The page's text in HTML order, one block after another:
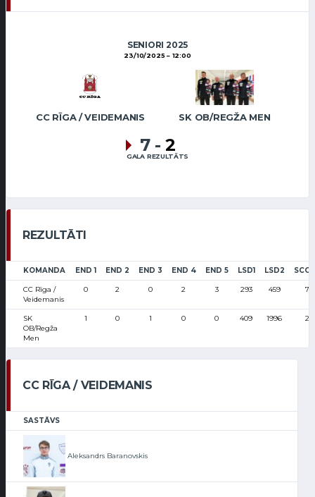
SENIORI 2025
23/10/2025 12:00
CC RĪGA / VEIDEMANIS SK OB/REGŽA MEN
7 - 2
GALA REZULTĀTS
REZULTĀTI
KOMANDA END 1 END 2 END 3 END 4 END 5 LSD1 LSD2
CC Rīga /
Veidemanis
0 2 0 2 3 293 459 7
SK
OB/Regža
Men
1 0 1 0 0 409 1996 2
CC RĪGA / VEIDEMANIS
SASTĀVS
Aleksandrs Baranovskis